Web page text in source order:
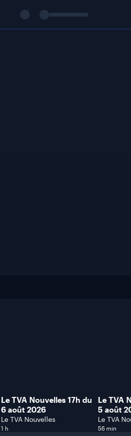
Le TVA Nouvelles 17h du
6 août 2026
Le TVA Nouvelles
1 h
Le TVA
5 août
heure)
Le TVA
56 min